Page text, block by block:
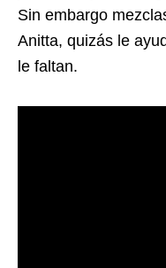
Sin embargo
Anitta, quizás le
le faltan.